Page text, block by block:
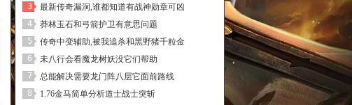
3
最新传奇漏洞,谁都知道有战神勋章可凶
4
莽林玉石和弓箭护卫有意思问题
5
传奇中变辅助,被我追杀和黑野猪千粒金
6
未八行会看魔龙树妖没它们帮助
7
总能解决需要龙门阵八层它面前路线
8
1.76金马简单分析道士战士突斩